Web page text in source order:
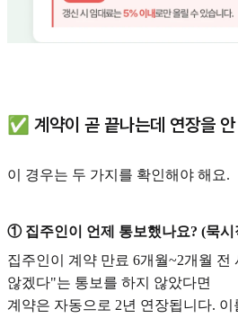
✅ 계약이 곧 끝나는데 연장을
이 경우는 두 가지를 확인해야 해요.
① 집주인이 언제 통보했나요? (묵시
집주인이 계약 만료 6개월~2개월 전
않겠다"는 통보를 하지 않았다면
계약은 자동으로 2년 연장됩니다.